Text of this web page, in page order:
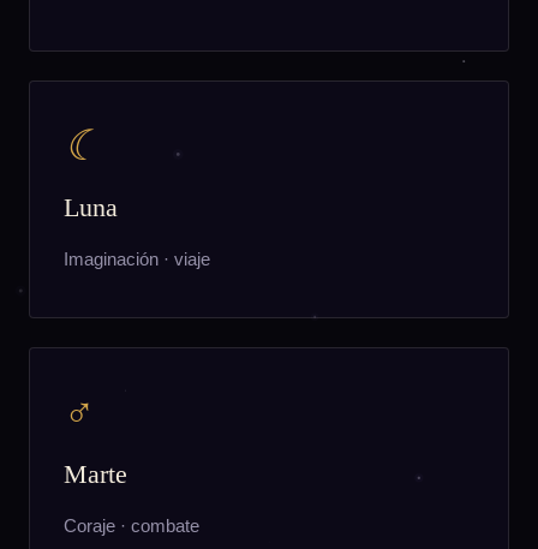
☾
Luna
Imaginación · viaje
♂
Marte
Coraje · combate